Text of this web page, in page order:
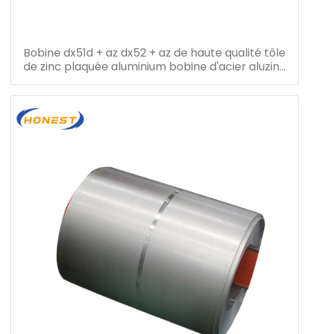
Bobine dx51d + az dx52 + az de haute qualité tôle
de zinc plaquée aluminium bobine d'acier aluzinc
bobine d'acier galvalume